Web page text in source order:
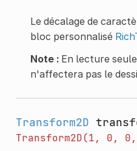
Le décalage de
bloc personnalisé
Note :En lecture
n'affectera pas le
Transform2D
Transform2D(1, 0, 0,